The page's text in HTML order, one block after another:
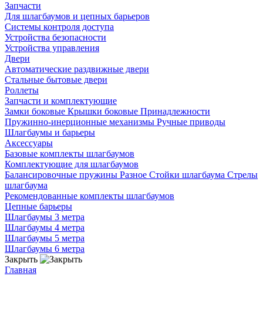
Запчасти
Для шлагбаумов и цепных барьеров
Системы контроля доступа
Устройства безопасности
Устройства управления
Двери
Автоматические раздвижные двери
Стальные бытовые двери
Роллеты
Запчасти и комплектующие
Замки боковые Крышки боковые Принадлежности
Пружинно-инерционные механизмы Ручные приводы
Шлагбаумы и барьеры
Аксессуары
Базовые комплекты шлагбаумов
Комплектующие для шлагбаумов
Балансировочные пружины Разное Стойки шлагбаума Стрелы
шлагбаума
Рекомендованные комплекты шлагбаумов
Цепные барьеры
Шлагбаумы 3 метра
Шлагбаумы 4 метра
Шлагбаумы 5 метра
Шлагбаумы 6 метра
Закрыть
Главная